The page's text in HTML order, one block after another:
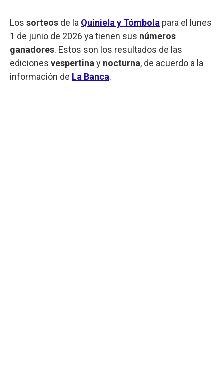
Los sorteos de la Quiniela y Tómbola para el lunes
1 de junio de 2026 ya tienen sus números
ganadores. Estos son los resultados de las
ediciones vespertina y nocturna, de acuerdo a la
información de La Banca.